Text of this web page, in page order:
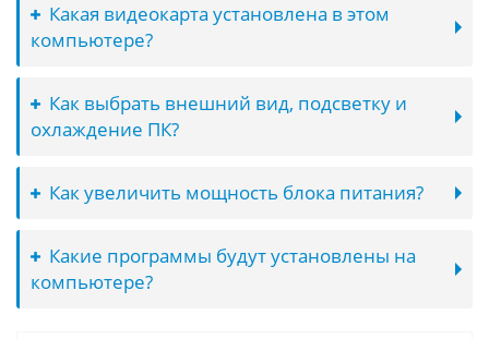
Какая видеокарта установлена в этом
компьютере?
Как выбрать внешний вид, подсветку и
охлаждение ПК?
Как увеличить мощность блока питания?
Какие программы будут установлены на
компьютере?